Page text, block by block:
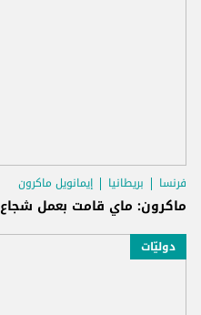
فرنسا بريطانيا إيمانويل ماكرون
ماكرون: ماي قامت بعمل شجاع
دوليّات